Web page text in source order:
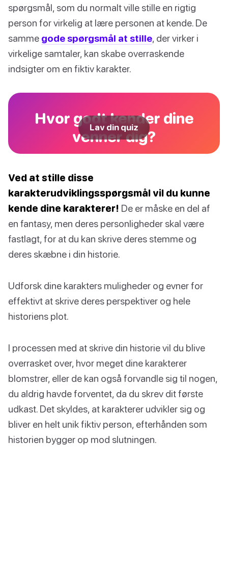
spørgsmål, som du normalt ville stille en rigtig
person for virkelig at lære personen at kende. De
samme gode spørgsmål at stille, der virker i
virkelige samtaler, kan skabe overraskende
indsigter om en fiktiv karakter.
Hvor godt kender dine
venner dig?
Lav din quiz
Ved at stille disse
karakterudviklingsspørgsmål vil du kunne
kende dine karakterer! De er måske en del af
en fantasy, men deres personligheder skal være
fastlagt, for at du kan skrive deres stemme og
deres skæbne i din historie.
Udforsk dine karakters muligheder og evner for
effektivt at skrive deres perspektiver og hele
historiens plot.
I processen med at skrive din historie vil du blive
overrasket over, hvor meget dine karakterer
blomstrer, eller de kan også forvandle sig til nogen,
du aldrig havde forventet, da du skrev dit første
udkast. Det skyldes, at karakterer udvikler sig og
bliver en helt unik fiktiv person, efterhånden som
historien bygger op mod slutningen.